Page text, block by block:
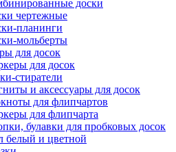
доски
чертежные
планинги
мольберты
для досок
для досок
стиратели
и аксессуары для досок
для флипчартов
для флипчарта
булавки для пробковых досок
белый и цветной